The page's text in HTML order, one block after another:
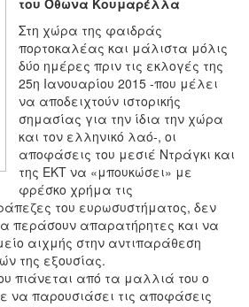
του Όθωνα Κουμαρέλλα
Στη χώρα της φαιδράς
πορτοκαλέας και μάλιστα μόλις
δύο ημέρες πριν τις εκλογές της
25η Ιανουαρίου 2015 -που μέλει
να αποδειχτούν ιστορικής
σημασίας για την ίδια την χώρα
και τον ελληνικό λαό-, οι
αποφάσεις του μεσιέ Ντράγκι και
της ΕΚΤ να «μπουκώσει» με
φρέσκο χρήμα τις
του ευρωσυστήματος, δεν
περάσουν απαρατήρητες και να
αιχμής στην αντιπαράθεση
της εξουσίας.
πιάνεται από τα μαλλιά του ο
παρουσιάσει τις αποφάσεις